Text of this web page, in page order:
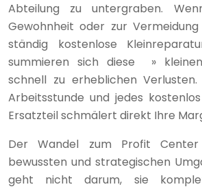
Abteilung zu untergraben.
Gewohnheit oder zur Vermeidung
ständig kostenlose
summieren sich diese »
schnell zu erheblichen
Arbeitsstunde und jedes
Ersatzteil schmälert direkt Ihre
Der Wandel zum Profit
bewussten und strategischen
geht nicht darum, sie